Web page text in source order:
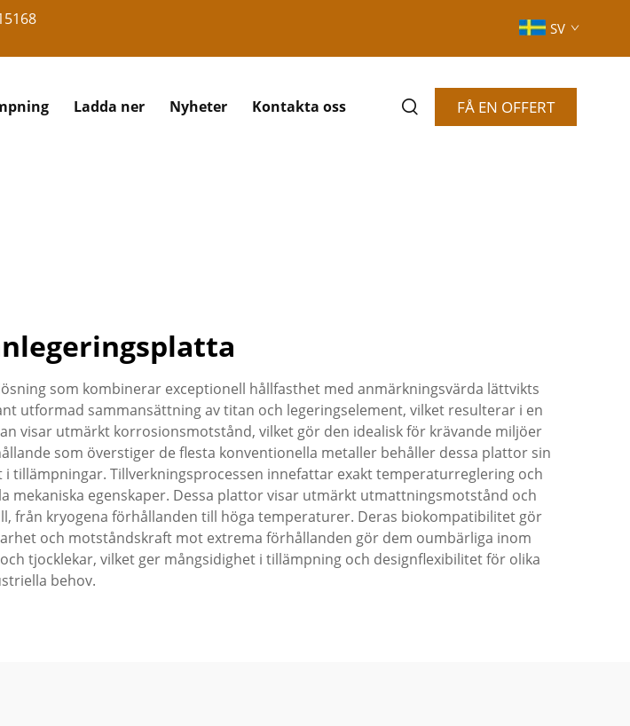
SV
Ladda ner Nyheter Kontakta oss FÅ EN OFFERT
som kombinerar exceptionell hållfasthet med anmärkningsvärda lättvikts
utformad sammansättning av titan och legeringselement, vilket resulterar i en
visar utmärkt korrosionsmotstånd, vilket gör den idealisk för krävande miljöer
som överstiger de flesta konventionella metaller behåller dessa plattor sin
Tillverkningsprocessen innefattar exakt temperaturreglering och
egenskaper. Dessa plattor visar utmärkt utmattningsmotstånd och
kryogena förhållanden till höga temperaturer. Deras biokompatibilitet gör
och motståndskraft mot extrema förhållanden gör dem oumbärliga inom
tjocklekar, vilket ger mångsidighet i tillämpning och designflexibilitet för olika
behov.